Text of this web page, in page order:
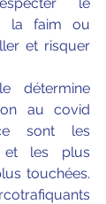
la faim ou
et risquer
détermine
au covid
sont les
et les plus
touchées.